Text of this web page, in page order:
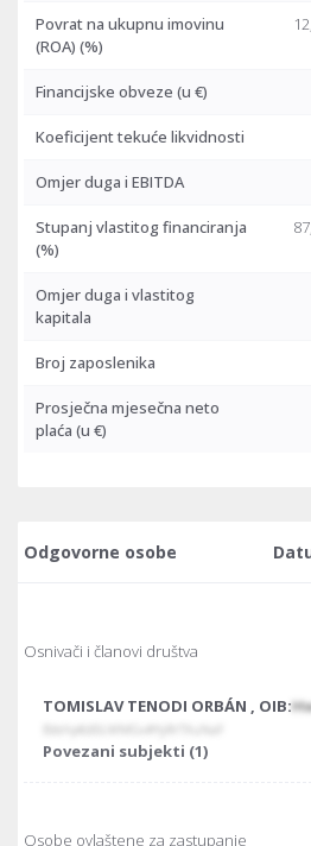
Povrat na ukupnu imovinu
(ROA) (%)
Financijske obveze (u €)
Koeficijent tekuće likvidnosti
Omjer duga i EBITDA
Stupanj vlastitog financiranja
(%)
Omjer duga i vlastitog
kapitala
Broj zaposlenika
Prosječna mjesečna neto
plaća (u €)
Odgovorne osobe
Osnivači i članovi društva
TOMISLAV TENODI ORBÁN , OIB:
Povezani subjekti (1)
Osobe ovlaštene za zastupanje